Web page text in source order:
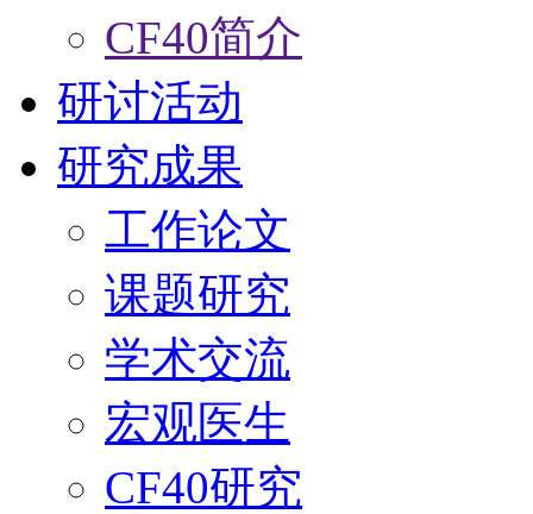
CF40简介
研讨活动
研究成果
工作论文
课题研究
学术交流
宏观医生
CF40研究